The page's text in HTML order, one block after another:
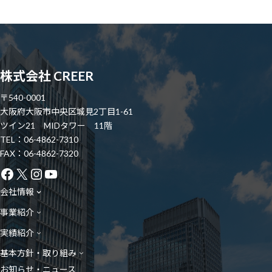
株式会社 CREER
〒540-0001
大阪府大阪市中央区城見2丁目1-61
ツイン21 MIDタワー 11階
TEL：06-4862-7310
FAX：06-4862-7320
Facebook
X Instagram
YouTube
会社情報
事業紹介
実績紹介
基本方針・取り組み
お知らせ・ニュース